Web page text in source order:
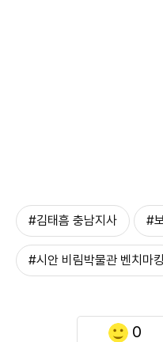
#김태흠 충남지사 #
#시안 비림박물관 벤치마킹
0